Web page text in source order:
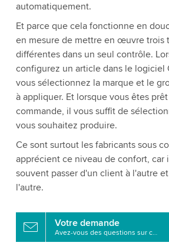
automatiquement.
Et parce que cela fonctionne en
en mesure de mettre en œuvre trois
différentes dans un seul contrôle.
configurez un article dans le logiciel
vous sélectionnez la marque et le
à appliquer. Et lorsque vous êtes
commande, il vous suffit de
vous souhaitez produire.
Ce sont surtout les fabricants sous
apprécient ce niveau de confort, car
souvent passer d'un client à l'autre
l'autre.
Votre demande
Avez-vous des questions sur ce produit?